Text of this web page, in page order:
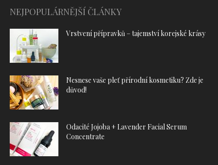
NEJPOPULÁRNĚJŠÍ ČLÁNKY
Vrstvení přípravků – tajemství korejské krásy
Nesnese vaše pleť přírodní kosmetiku? Zde je
důvod!
Odacité Jojoba + Lavender Facial Serum
Concentrate